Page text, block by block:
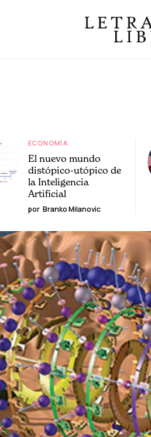
ECONOMÍA
El nuevo mundo
distópico-utópico de
la Inteligencia
Artificial
por Branko Milanovic